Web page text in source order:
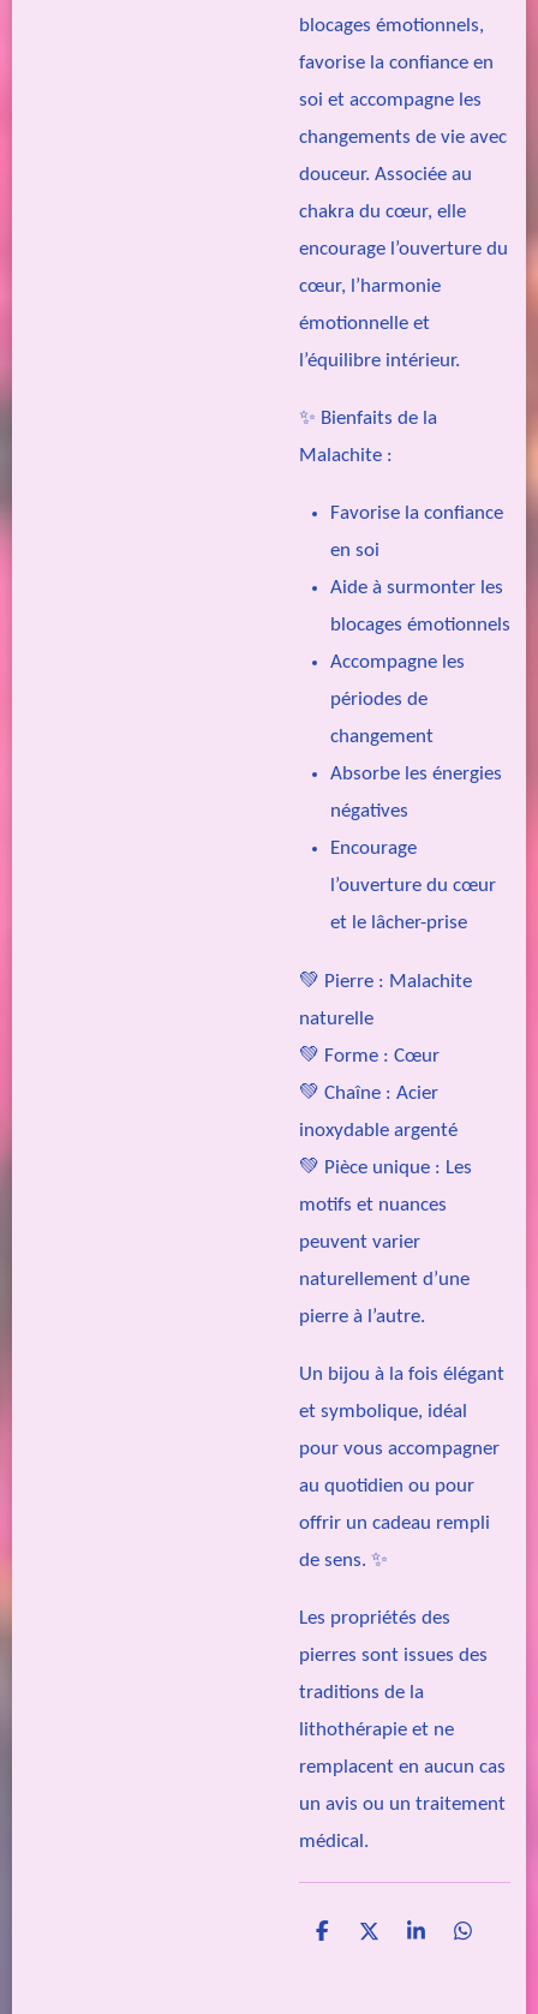
blocages émotionnels,
favorise la confiance en
soi et accompagne les
changements de vie avec
douceur. Associée au
chakra du cœur, elle
encourage l’ouverture du
cœur, l’harmonie
émotionnelle et
l’équilibre intérieur.
✨ Bienfaits de la
Malachite :
Favorise la confiance
en soi
Aide à surmonter les
blocages émotionnels
Accompagne les
périodes de
changement
Absorbe les énergies
négatives
Encourage
l’ouverture du cœur
et le lâcher-prise
💚 Pierre : Malachite
naturelle
💚 Forme : Cœur
💚 Chaîne : Acier
inoxydable argenté
💚 Pièce unique : Les
motifs et nuances
peuvent varier
naturellement d’une
pierre à l’autre.
Un bijou à la fois élégant
et symbolique, idéal
pour vous accompagner
au quotidien ou pour
offrir un cadeau rempli
de sens. ✨
Les propriétés des
pierres sont issues des
traditions de la
lithothérapie et ne
remplacent en aucun cas
un avis ou un traitement
médical.
P
P
P
P